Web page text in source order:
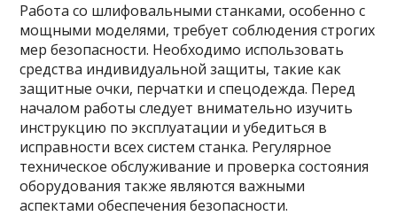
Работа со шлифовальными станками, особенно с
мощными моделями, требует соблюдения строгих
мер безопасности. Необходимо использовать
средства индивидуальной защиты, такие как
защитные очки, перчатки и спецодежда. Перед
началом работы следует внимательно изучить
инструкцию по эксплуатации и убедиться в
исправности всех систем станка. Регулярное
техническое обслуживание и проверка состояния
оборудования также являются важными
аспектами обеспечения безопасности.